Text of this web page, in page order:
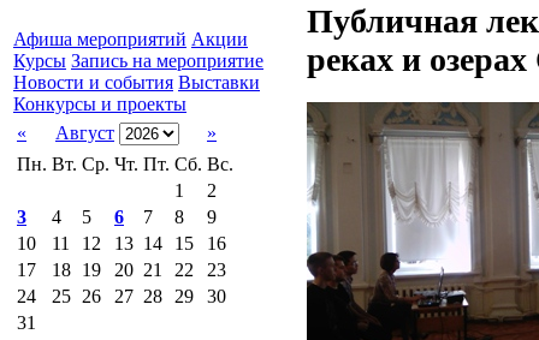
Афиша мероприятий Акции
Курсы Запись на мероприятие
Новости и события Выставки
Конкурсы и проекты
«
Август
»
Пн. Вт. Ср. Чт. Пт. Сб. Вс.
1
2
3
4 5 6 7 8
9
10
11 12 13 14 15
16
17
18 19 20 21 22
23
24
25 26 27 28 29
30
31
Публичная
реках и